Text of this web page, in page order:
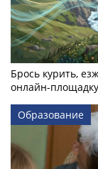
Брось курить,
онлайн-­
Образование